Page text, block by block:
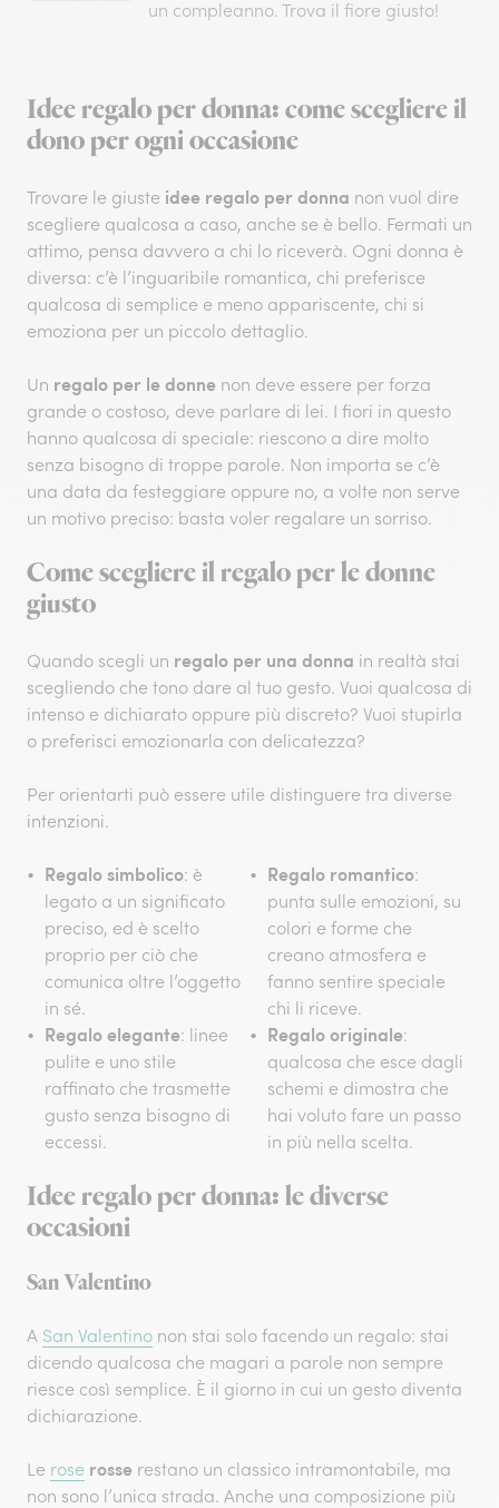
un compleanno. Trova il fiore giusto!
Idee regalo per donna: come scegliere il
dono per ogni occasione
Trovare le giuste idee regalo per donna non vuol dire
scegliere qualcosa a caso, anche se è bello. Fermati un
attimo, pensa davvero a chi lo riceverà. Ogni donna è
diversa: c’è l’inguaribile romantica, chi preferisce
qualcosa di semplice e meno appariscente, chi si
emoziona per un piccolo dettaglio.
Un regalo per le donne non deve essere per forza
grande o costoso, deve parlare di lei. I fiori in questo
hanno qualcosa di speciale: riescono a dire molto
senza bisogno di troppe parole. Non importa se c’è
una data da festeggiare oppure no, a volte non serve
un motivo preciso: basta voler regalare un sorriso.
Come scegliere il regalo per le donne
giusto
Quando scegli un regalo per una donna in realtà stai
scegliendo che tono dare al tuo gesto. Vuoi qualcosa di
intenso e dichiarato oppure più discreto? Vuoi stupirla
o preferisci emozionarla con delicatezza?
Per orientarti può essere utile distinguere tra diverse
intenzioni.
Regalo simbolico: è
legato a un significato
preciso, ed è scelto
proprio per ciò che
comunica oltre l’oggetto
in sé.
Regalo romantico:
punta sulle emozioni, su
colori e forme che
creano atmosfera e
fanno sentire speciale
chi li riceve.
Regalo elegante: linee
pulite e uno stile
raffinato che trasmette
gusto senza bisogno di
eccessi.
Regalo originale:
qualcosa che esce dagli
schemi e dimostra che
hai voluto fare un passo
in più nella scelta.
Idee regalo per donna: le diverse
occasioni
San Valentino
A San Valentino non stai solo facendo un regalo: stai
dicendo qualcosa che magari a parole non sempre
riesce così semplice. È il giorno in cui un gesto diventa
dichiarazione.
Le rose rosse restano un classico intramontabile, ma
non sono l’unica strada. Anche una composizione più